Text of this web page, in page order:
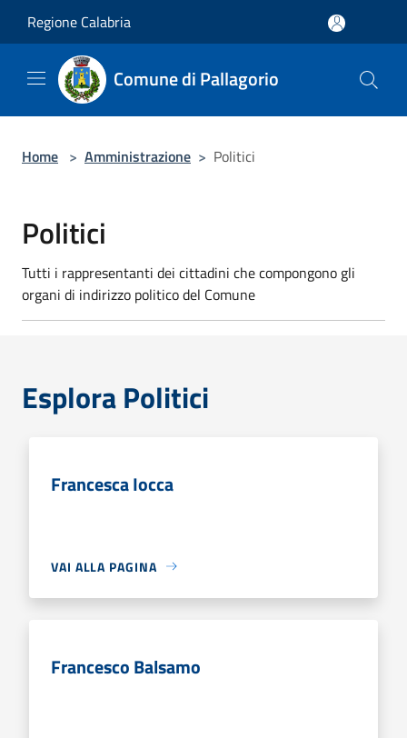
Regione Calabria
Comune di Pallagorio
Home > Amministrazione > Politici
Politici
Tutti i rappresentanti dei cittadini che compongono gli
organi di indirizzo politico del Comune
Esplora Politici
Francesca Iocca
VAI ALLA PAGINA
Francesco Balsamo